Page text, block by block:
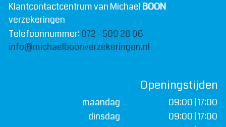
Klantcontactcentrum van Michael BOON
verzekeringen
Telefoonnummer:072 - 509 28 06
info@michaelboonverzekeringen.nl
Openingstijden
maandag
09:00 | 17:00
dinsdag
09:00 | 17:00